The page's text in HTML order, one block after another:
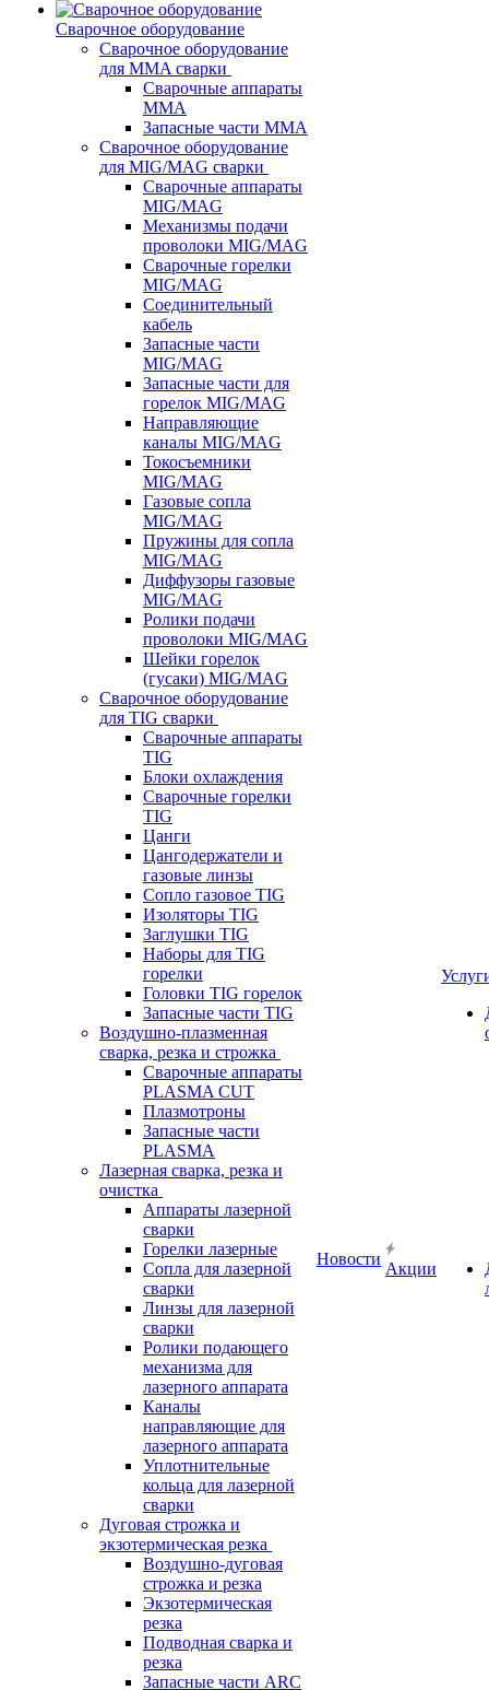
Сварочное оборудование
Сварочное оборудование
для MMA сварки
Сварочные аппараты
MMA
Запасные части MMA
Сварочное оборудование
для MIG/MAG сварки
Сварочные аппараты
MIG/MAG
Механизмы подачи
проволоки MIG/MAG
Сварочные горелки
MIG/MAG
Соединительный
кабель
Запасные части
MIG/MAG
Запасные части для
горелок MIG/MAG
Направляющие
каналы MIG/MAG
Токосъемники
MIG/MAG
Газовые сопла
MIG/MAG
Пружины для сопла
MIG/MAG
Диффузоры газовые
MIG/MAG
Ролики подачи
проволоки MIG/MAG
Шейки горелок
(гусаки) MIG/MAG
Сварочное оборудование
для TIG сварки
Сварочные аппараты
TIG
Блоки охлаждения
Сварочные горелки
TIG
Цанги
Цангодержатели и
газовые линзы
Сопло газовое TIG
Изоляторы TIG
Заглушки TIG
Наборы для TIG
горелки
Головки TIG горелок
Запасные части TIG
Воздушно-плазменная
сварка, резка и строжка
Сварочные аппараты
PLASMA CUT
Плазмотроны
Запасные части
PLASMA
Лазерная сварка, резка и
очистка
Аппараты лазерной
сварки
Горелки лазерные
Сопла для лазерной
сварки
Линзы для лазерной
сварки
Ролики подающего
механизма для
лазерного аппарата
Каналы
направляющие для
лазерного аппарата
Уплотнительные
кольца для лазерной
сварки
Дуговая строжка и
экзотермическая резка
Воздушно-дуговая
строжка и резка
Экзотермическая
резка
Подводная сварка и
резка
Запасные части ARC
Новости
Акции